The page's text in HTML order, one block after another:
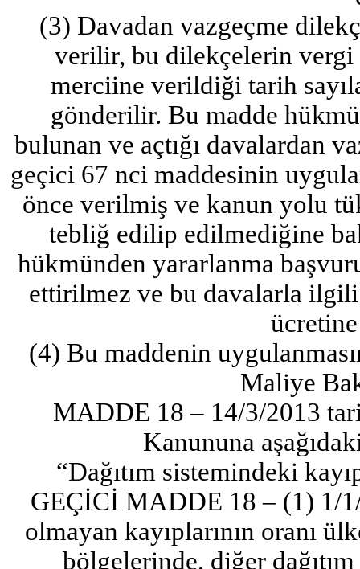
(3) Davadan vazgeçme
verilir, bu dilekçelerin
merciine verildiği tarih
gönderilir. Bu madde
bulunan ve açtığı davalardan
geçici 67 nci maddesinin
önce verilmiş ve kanun yolu
tebliğ edilip edilmediğine
hükmünden yararlanma
ettirilmez ve bu davalarla
(4) Bu maddenin
Maliye
MADDE 18 – 14/3/2013
Kanununa
“Dağıtım sistemindeki
GEÇİCİ MADDE 18 – (1) 1/
olmayan kayıplarının oranı
bölgelerinde, diğer